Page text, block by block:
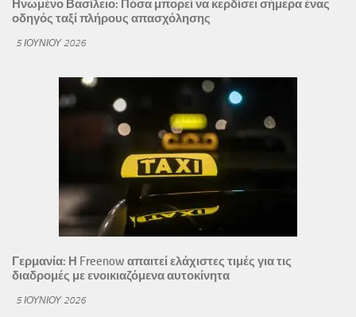
Ηνωμένο Βασίλειο: Πόσα μπορεί να κερδίσει σήμερα ένας
οδηγός ταξί πλήρους απασχόλησης
5 ΙΟΥΝΊΟΥ 2026
Γερμανία: Η Freenow απαιτεί ελάχιστες τιμές για τις
διαδρομές με ενοικιαζόμενα αυτοκίνητα
5 ΙΟΥΝΊΟΥ 2026